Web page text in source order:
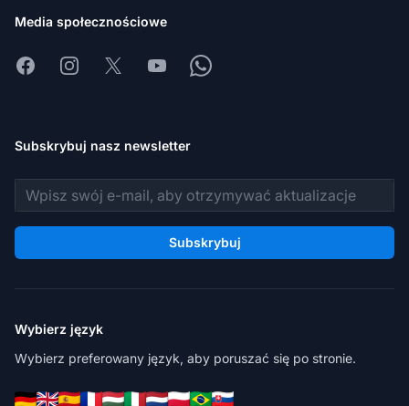
Media społecznościowe
FacebookInstagram
X YoutubeWhatsapp
Subskrybuj nasz newsletter
Adres e-mail
Subskrybuj
Wybierz język
Wybierz preferowany język, aby poruszać się po stronie.